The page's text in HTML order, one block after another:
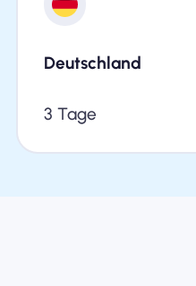
Deutschland
3 Tage